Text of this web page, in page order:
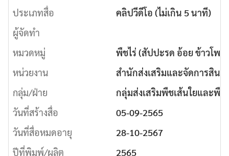
ประเภทสื่อ
คลิปวีดีโอ (ไม่เกิน 5 นาที)
ผู้จัดทำ
หมวดหมู่
พืชไร่ (สัปปะรด อ้อย ข้าวโพ
หน่วยงาน
สำนักส่งเสริมและจัดการสินค้
กลุ่ม/ฝ่าย
กลุ่มส่งเสริมพืชเส้นใยและพืช
วันที่สร้างสื่อ
05-09-2565
วันที่สื่อหมดอายุ
28-10-2567
ปีที่พิมพ์/ผลิต
2565